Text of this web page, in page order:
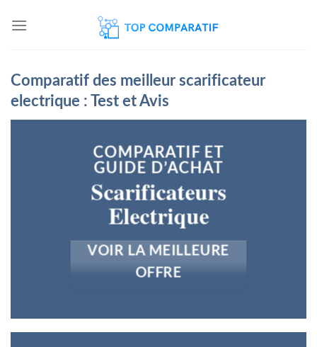
Comparatif des meilleur scarificateur
electrique : Test et Avis
COMPARATIF ET
GUIDE D’ACHAT
Scarificateurs
Electrique
VOIR LA MEILLEURE
OFFRE